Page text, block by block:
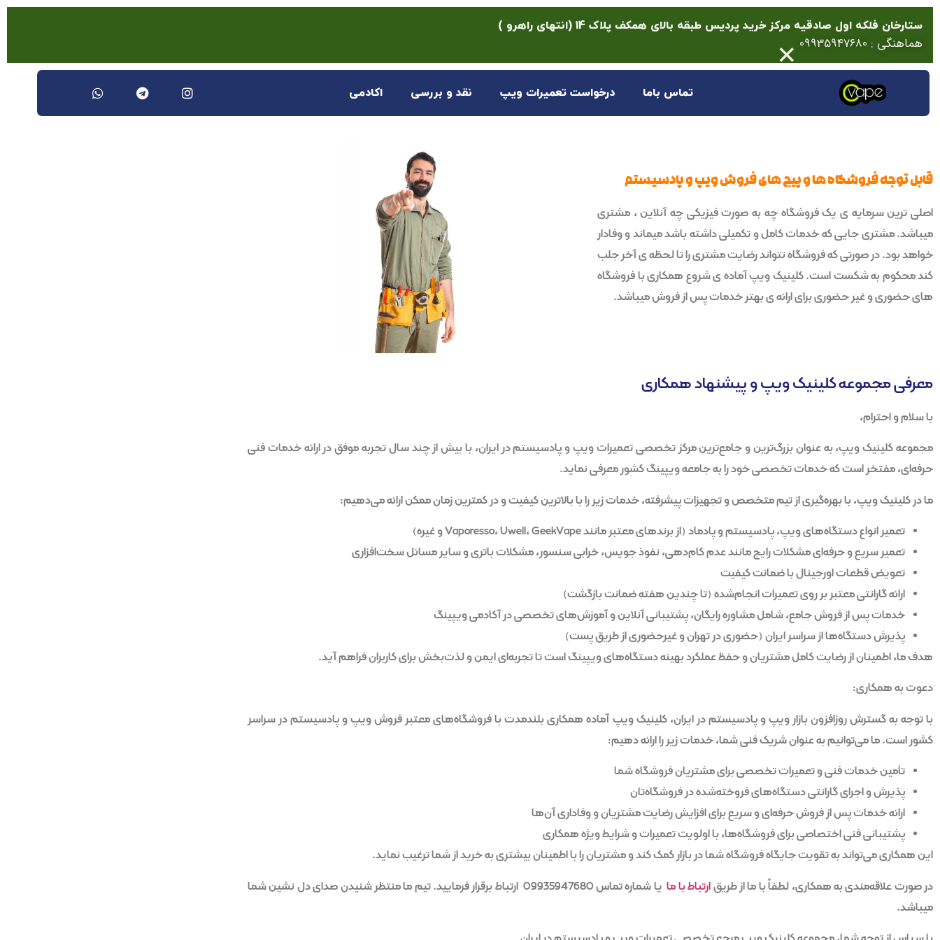
ستارخان فلکه اول صادقیه مرکز خرید پردیس طبقه بالای همکف پلاک 14 (انتهای راهرو )
هماهنگی : 09935947680 ×
تماس باما درخواست تعمیرات ویپ نقد و بررسی اکادمی
قابل توجه فروشگاه ها و پیج های فروش ویپ و پادسیستم
اصلی ترین سرمایه ی یک فروشگاه چه به صورت فیزیکی چه آنلاین ، مشتری
میباشد. مشتری جایی که خدمات کامل و تکمیلی داشته باشد میماند و وفادار
خواهد بود. در صورتی که فروشگاه نتواند رضایت مشتری را تا لحظه ی آخر جلب
کند محکوم به شکست است. کلینیک ویپ آماده ی شروع همکاری با فروشگاه
های حضوری و غیر حضوری برای ارائه ی بهتر خدمات پس از فروش میباشد.
معرفی مجموعه کلینیک ویپ و پیشنهاد همکاری
با سلام و احترام،
مجموعهکلینیک ویپ، به عنوان بزرگ‌ترین و جامع‌ترین مرکز تخصصی تعمیرات ویپ و پادسیستم در ایران، با بیش از چند سال تجربه موفق در ارائه خدمات فنی
حرفه‌ای، مفتخر است که خدمات تخصصی خود را به جامعه ویپینگ کشور معرفی نماید.
ما در کلینیک ویپ، با بهره‌گیری از تیم متخصص و تجهیزات پیشرفته، خدمات زیر را با بالاترین کیفیت و در کمترین زمان ممکن ارائه می‌دهیم:
تعمیر انواع دستگاه‌های ویپ، پادسیستم و پادماد (از برندهای معتبر مانند Vaporesso، Uwell، GeekVape و غیره)
تعمیر سریع و حرفه‌ای مشکلات رایج مانند عدم کام‌دهی، نفوذ جویس، خرابی سنسور، مشکلات باتری و سایر مسائل سخت‌افزاری
تعویض قطعات اورجینال با ضمانت کیفیت
ارائه گارانتی معتبر بر روی تعمیرات انجام‌شده (تا چندین هفته ضمانت بازگشت)
خدمات پس از فروش جامع، شامل مشاوره رایگان، پشتیبانی آنلاین و آموزش‌های تخصصی در آکادمی ویپینگ
پذیرش دستگاه‌ها از سراسر ایران (حضوری در تهران و غیرحضوری از طریق پست)
هدف ما، اطمینان از رضایت کامل مشتریان و حفظ عملکرد بهینه دستگاه‌های ویپینگ است تا تجربه‌ای ایمن و لذت‌بخش برای کاربران فراهم آید.
دعوت به همکاری:
با توجه به گسترش روزافزون بازار ویپ و پادسیستم در ایران، کلینیک ویپ آماده همکاری بلندمدت با فروشگاه‌های معتبر فروش ویپ و پادسیستم در سراسر
کشور است. ما می‌توانیم به عنوان شریک فنی شما، خدمات زیر را ارائه دهیم:
تأمین خدمات فنی و تعمیرات تخصصی برای مشتریان فروشگاه شما
پذیرش و اجرای گارانتی دستگاه‌های فروخته‌شده در فروشگاه‌تان
ارائه خدمات پس از فروش حرفه‌ای و سریع برای افزایش رضایت مشتریان و وفاداری آن‌ها
پشتیبانی فنی اختصاصی برای فروشگاه‌ها، با اولویت تعمیرات و شرایط ویژه همکاری
این همکاری می‌تواند به تقویت جایگاه فروشگاه شما در بازار کمک کند و مشتریان را با اطمینان بیشتری به خرید از شما ترغیب نماید.
در صورت علاقه‌مندی به همکاری، لطفاً با ما از طریقارتباط با ما
یا شماره تماس 09935947680 ارتباط برقرار فرمایید. تیم ما منتظر شنیدن صدای دل نشین شما
میباشد.